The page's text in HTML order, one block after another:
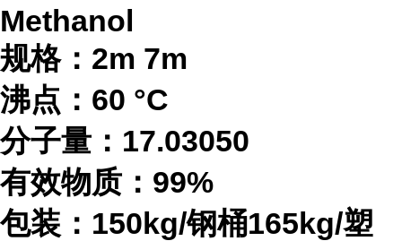
Methanol
规格：2m 7m
沸点：60 °C
分子量：17.03050
有效物质：99%
包装：150kg/钢桶165kg/塑